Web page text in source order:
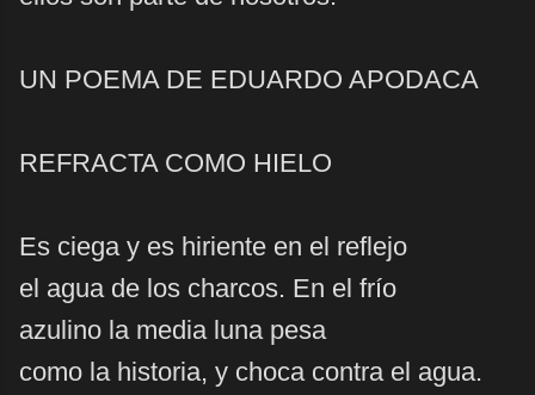
UN POEMA DE EDUARDO APODACA
REFRACTA COMO HIELO
Es ciega y es hiriente en el reflejo
el agua de los charcos. En el frío
azulino la media luna pesa
como la historia, y choca contra el agua.